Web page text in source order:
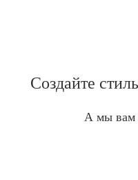
Создайте
А мы вам